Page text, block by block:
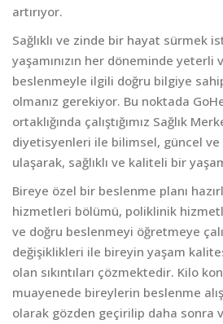
artırıyor.
Sağlıklı ve zinde bir hayat sürmek
yaşamınızın her döneminde yeterli
beslenmeyle ilgili doğru bilgiye
olmanız gerekiyor. Bu noktada
ortaklığında çalıştığımız Sağlık
diyetisyenleri ile bilimsel, güncel ve
ulaşarak, sağlıklı ve kaliteli bir
Bireye özel bir beslenme planı
hizmetleri bölümü, poliklinik
ve doğru beslenmeyi öğretmeye
değişiklikleri ile bireyin yaşam
olan sıkıntıları çözmektedir. Kilo
muayenede bireylerin beslenme
olarak gözden geçirilip daha sonra